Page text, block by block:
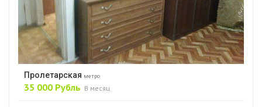
Пролетарская метро
35 000 Рубль В месяц